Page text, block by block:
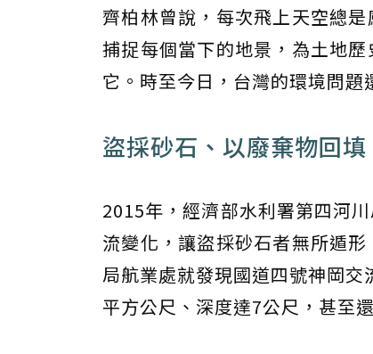
齊柏林曾說，每次飛上天空總
捕捉每個當下的地景，為土地
它。時至今日，台灣的環境問題
盜採砂石、以廢棄物回填
2015年，經濟部水利署第四河
流變化，讓盜採砂石者無所遁
局航業處就發現國道四號神岡
平方公尺、深度達7公尺，甚至